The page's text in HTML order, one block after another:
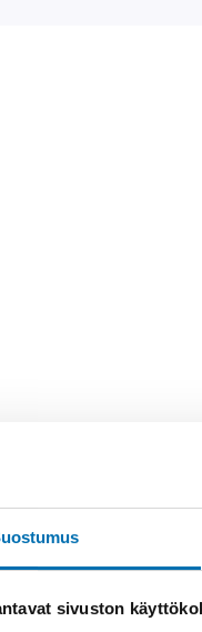
sivuston